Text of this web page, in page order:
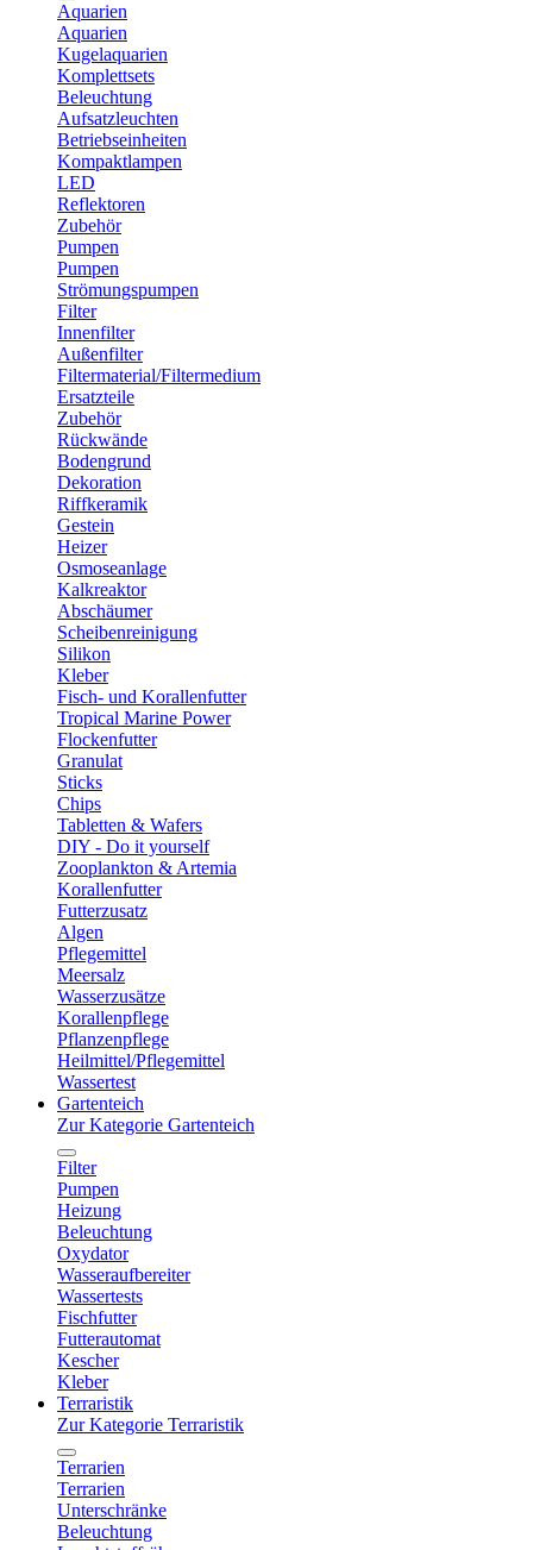
Aquarien
Aquarien
Kugelaquarien
Komplettsets
Beleuchtung
Aufsatzleuchten
Betriebseinheiten
Kompaktlampen
LED
Reflektoren
Zubehör
Pumpen
Pumpen
Strömungspumpen
Filter
Innenfilter
Außenfilter
Filtermaterial/Filtermedium
Ersatzteile
Zubehör
Rückwände
Bodengrund
Dekoration
Riffkeramik
Gestein
Heizer
Osmoseanlage
Kalkreaktor
Abschäumer
Scheibenreinigung
Silikon
Kleber
Fisch- und Korallenfutter
Tropical Marine Power
Flockenfutter
Granulat
Sticks
Chips
Tabletten & Wafers
DIY - Do it yourself
Zooplankton & Artemia
Korallenfutter
Futterzusatz
Algen
Pflegemittel
Meersalz
Wasserzusätze
Korallenpflege
Pflanzenpflege
Heilmittel/Pflegemittel
Wassertest
Gartenteich
Zur Kategorie Gartenteich
Filter
Pumpen
Heizung
Beleuchtung
Oxydator
Wasseraufbereiter
Wassertests
Fischfutter
Futterautomat
Kescher
Kleber
Terraristik
Zur Kategorie Terraristik
Terrarien
Terrarien
Unterschränke
Beleuchtung